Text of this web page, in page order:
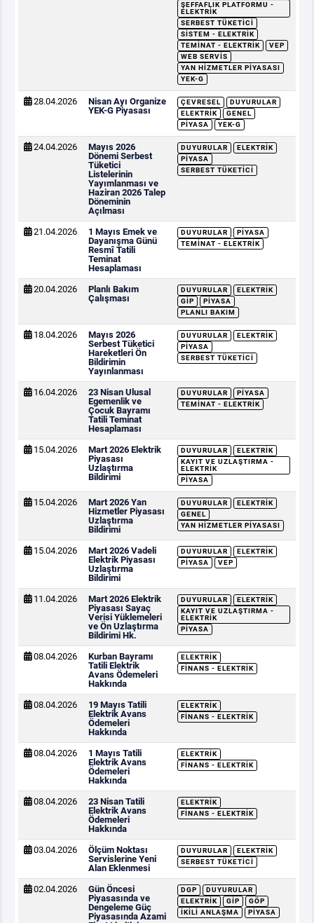
ŞEFFAFLIK PLATFORMU -
ELEKTRIK
SERBEST TÜKETICI
SISTEM - ELEKTRIK
TEMINAT - ELEKTRIK
VEP
WEB SERVIS
YAN HIZMETLER PIYASASI
YEK-G
28.04.2026
Nisan Ayı Organize
YEK-G Piyasası
ÇEVRESEL
DUYURULAR
ELEKTRIK
GENEL
PIYASA
YEK-G
24.04.2026
Mayıs 2026
Dönemi Serbest
Tüketici
Listelerinin
Yayımlanması ve
Haziran 2026 Talep
Döneminin
Açılması
DUYURULAR
ELEKTRIK
PIYASA
SERBEST TÜKETICI
21.04.2026
1 Mayıs Emek ve
Dayanışma Günü
Resmî Tatili
Teminat
Hesaplaması
DUYURULAR
PIYASA
TEMINAT - ELEKTRIK
20.04.2026
Planlı Bakım
Çalışması
DUYURULAR
ELEKTRIK
GİP
PIYASA
PLANLI BAKIM
18.04.2026
Mayıs 2026
Serbest Tüketici
Hareketleri Ön
Bildirimin
Yayınlanması
DUYURULAR
ELEKTRIK
PIYASA
SERBEST TÜKETICI
16.04.2026
23 Nisan Ulusal
Egemenlik ve
Çocuk Bayramı
Tatili Teminat
Hesaplaması
DUYURULAR
PIYASA
TEMINAT - ELEKTRIK
15.04.2026
Mart 2026 Elektrik
Piyasası
Uzlaştırma
Bildirimi
DUYURULAR
ELEKTRIK
KAYIT VE UZLAŞTIRMA -
ELEKTRIK
PIYASA
15.04.2026
Mart 2026 Yan
Hizmetler Piyasası
Uzlaştırma
Bildirimi
DUYURULAR
ELEKTRIK
GENEL
YAN HIZMETLER PIYASASI
15.04.2026
Mart 2026 Vadeli
Elektrik Piyasası
Uzlaştırma
Bildirimi
DUYURULAR
ELEKTRIK
PIYASA
VEP
11.04.2026
Mart 2026 Elektrik
Piyasası Sayaç
Verisi Yüklemeleri
ve Ön Uzlaştırma
Bildirimi Hk.
DUYURULAR
ELEKTRIK
KAYIT VE UZLAŞTIRMA -
ELEKTRIK
PIYASA
08.04.2026
Kurban Bayramı
Tatili Elektrik
Avans Ödemeleri
Hakkında
ELEKTRIK
FINANS - ELEKTRIK
08.04.2026
19 Mayıs Tatili
Elektrik Avans
Ödemeleri
Hakkında
ELEKTRIK
FINANS - ELEKTRIK
08.04.2026
1 Mayıs Tatili
Elektrik Avans
Ödemeleri
Hakkında
ELEKTRIK
FINANS - ELEKTRIK
08.04.2026
23 Nisan Tatili
Elektrik Avans
Ödemeleri
Hakkında
ELEKTRIK
FINANS - ELEKTRIK
03.04.2026
Ölçüm Noktası
Servislerine Yeni
Alan Eklenmesi
DUYURULAR
ELEKTRIK
SERBEST TÜKETICI
02.04.2026
Gün Öncesi
Piyasasında ve
Dengeleme Güç
Piyasasında Azami
DGP
DUYURULAR
ELEKTRIK
GİP
GÖP
İKILI ANLAŞMA
PIYASA